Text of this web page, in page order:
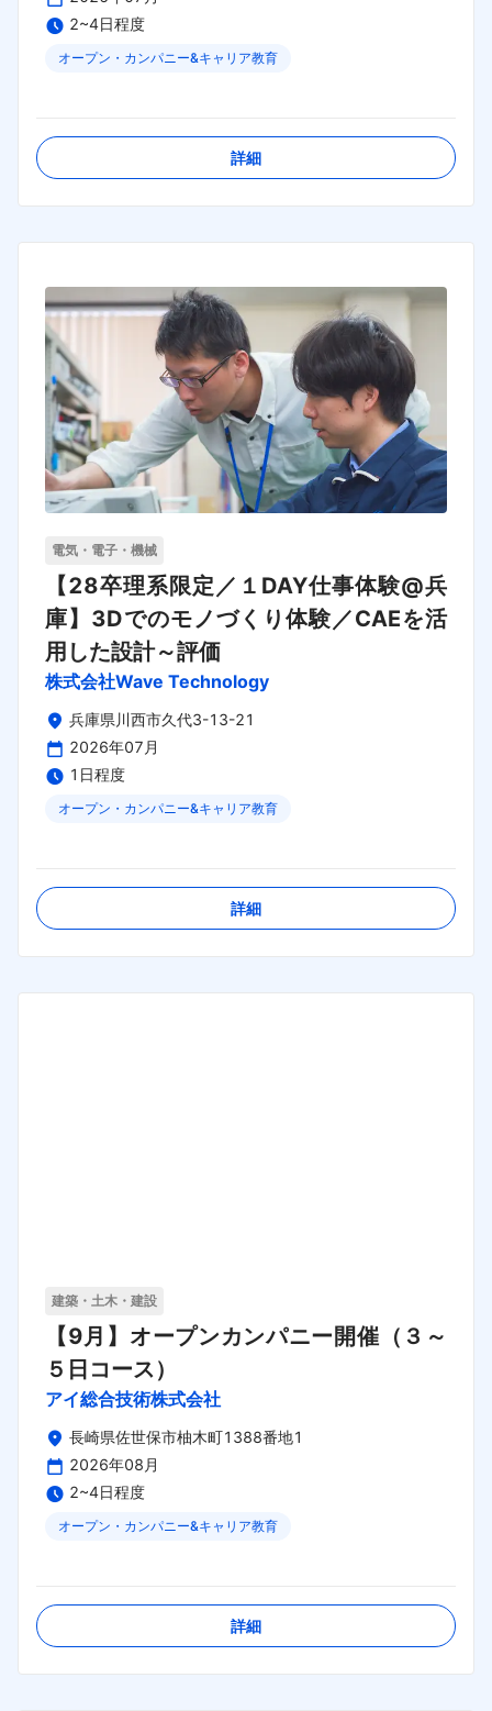
2~4日程度
オープン・カンパニー&キャリア教育
詳細
電気・電子・機械
【28卒理系限定／１DAY仕事体験@兵
庫】3Dでのモノづくり体験／CAEを活
用した設計～評価
株式会社Wave Technology
兵庫県川西市久代3-13-21
2026年07月
1日程度
オープン・カンパニー&キャリア教育
詳細
建築・土木・建設
【9月】オープンカンパニー開催（３～
５日コース）
アイ総合技術株式会社
長崎県佐世保市柚木町1388番地1
2026年08月
2~4日程度
オープン・カンパニー&キャリア教育
詳細